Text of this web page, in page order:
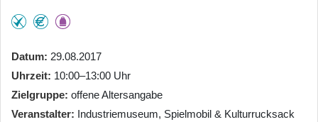
Datum 29.08.2017
Uhrzeit 10:00–13:00 Uhr
Zielgruppe offene Altersangabe
Veranstalter Industriemuseum, Spielmobil & Kulturrucksack